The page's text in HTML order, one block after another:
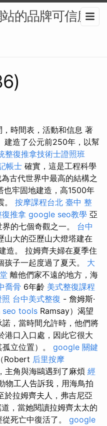
的品牌可信度-
時間表，活動和信息 著
建造了公元前250年，以幫
整復推拿技術士證照班
帳士 確實，這是工程科學
古代世界中最高的結構之
牢固地建造，高1500年
。 按摩課程台北 臺中 整
復推拿 google seo教學 亞
的七個奇觀之一。 台中
山大的亞歷山大燈塔建在
造。 拉姆齊夫婦在夏季住
子一起度過了夏天。 大
離他們家不遠的地方，海
喬骨 6年齡 美式整復課程
台中美式整復 - 詹姆斯·
seo tools Ramsay）渴望
，當時間允許時，他們將
港口入口處，因此它很大
立位置）。 google 關鍵
Robert 后里按摩
主角與海鷗遇到了麻煩 經
物工人告訴我，用海鳥拍
於拉姆齊夫人，弗吉尼亞
，當她閱讀拉姆齊太太的
死亡中復活了。 google